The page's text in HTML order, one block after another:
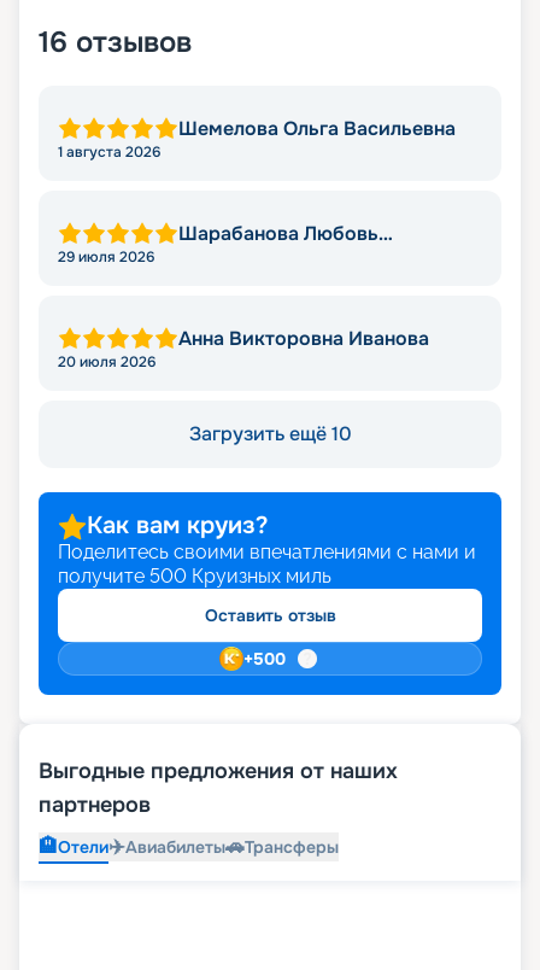
16 отзывов
Шемелова Ольга Васильевна
1 августа 2026
Шарабанова Любовь
29 июля 2026
Анна Викторовна Иванова
20 июля 2026
Загрузить ещё 10
Как вам круиз?
Поделитесь своими впечатлениями с нами и
получите 500 Круизных миль
Оставить отзыв
+500
Выгодные предложения от наших
партнеров
🏨Отели✈️Авиабилеты🚗Трансферы